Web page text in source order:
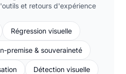
et retours d'expérience
Régression visuelle
premise & souveraineté
Détection visuelle